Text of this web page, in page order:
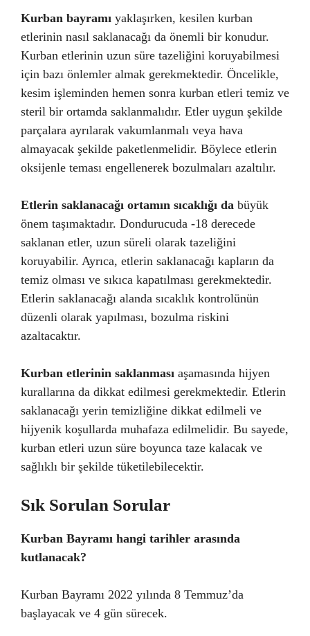
Kurban bayramı yaklaşırken, kesilen kurban
etlerinin nasıl saklanacağı da önemli bir konudur.
Kurban etlerinin uzun süre tazeliğini koruyabilmesi
için bazı önlemler almak gerekmektedir. Öncelikle,
kesim işleminden hemen sonra kurban etleri temiz ve
steril bir ortamda saklanmalıdır. Etler uygun şekilde
parçalara ayrılarak vakumlanmalı veya hava
almayacak şekilde paketlenmelidir. Böylece etlerin
oksijenle teması engellenerek bozulmaları azaltılır.
Etlerin saklanacağı ortamın sıcaklığı da büyük
önem taşımaktadır. Dondurucuda -18 derecede
saklanan etler, uzun süreli olarak tazeliğini
koruyabilir. Ayrıca, etlerin saklanacağı kapların da
temiz olması ve sıkıca kapatılması gerekmektedir.
Etlerin saklanacağı alanda sıcaklık kontrolünün
düzenli olarak yapılması, bozulma riskini
azaltacaktır.
Kurban etlerinin saklanması aşamasında hijyen
kurallarına da dikkat edilmesi gerekmektedir. Etlerin
saklanacağı yerin temizliğine dikkat edilmeli ve
hijyenik koşullarda muhafaza edilmelidir. Bu sayede,
kurban etleri uzun süre boyunca taze kalacak ve
sağlıklı bir şekilde tüketilebilecektir.
Sık Sorulan Sorular
Kurban Bayramı hangi tarihler arasında
kutlanacak?
Kurban Bayramı 2022 yılında 8 Temmuz’da
başlayacak ve 4 gün sürecek.